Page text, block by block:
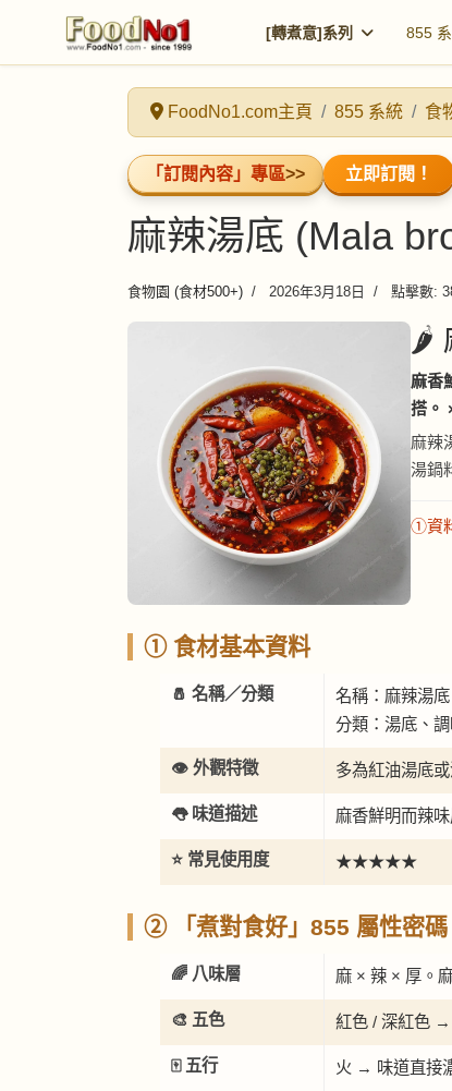
[轉煮意]系列 855
FoodNo1.com主頁 855 系統 食
「訂閱內容」專區>> 立即訂閱！
麻辣湯底 (Mala
食物園 (食材500+) 2026年3月18日 點擊數:
🌶️
麻香
搭。
麻辣
湯鍋
①資
① 食材基本資料
🧂 名稱／分類
名稱：麻辣湯
分類：湯底、
👁️ 外觀特徵 多為紅油湯底
👅 味道描述 麻香鮮明而辣
⭐ 常見使用度 ★★★★★
② 「煮對食好」855 屬性密碼
🌈 八味層 麻 × 辣 × 厚。
🎨 五色 紅色 / 深紅色 →
🀄 五行 火 → 味道直接